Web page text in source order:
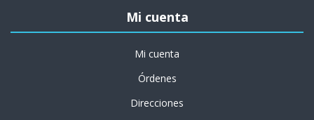
Mi cuenta
Mi cuenta
Órdenes
Direcciones